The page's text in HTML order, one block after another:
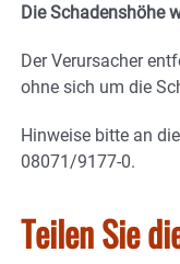
Die Schadenshöhe
Der Verursacher
ohne sich um die
Hinweise bitte an
08071/9177-0.
Teilen Sie